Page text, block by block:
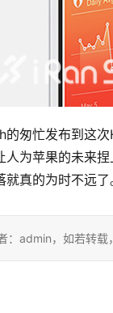
匆忙发布到这
人为苹果的未来
真的为时不远了
：admin，如若转